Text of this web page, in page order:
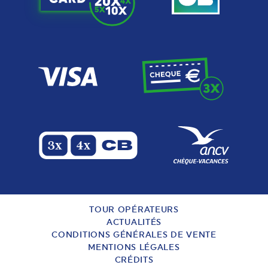
TOUR OPÉRATEURS
ACTUALITÉS
CONDITIONS GÉNÉRALES DE VENTE
MENTIONS LÉGALES
CRÉDITS